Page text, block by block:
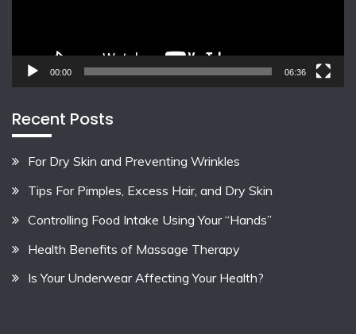
00:00 06:36
Recent Posts
For Dry Skin and Preventing Wrinkles
Tips For Pimples, Excess Hair, and Dry Skin
Controlling Food Intake Using Your “Hands”
Health Benefits of Massage Therapy
Is Your Underwear Affecting Your Health?